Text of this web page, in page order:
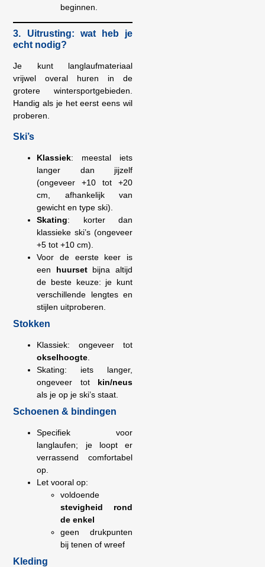
beginnen.
3. Uitrusting: wat heb je
echt nodig?
Je kunt langlaufmateriaal
vrijwel overal huren in de
grotere wintersportgebieden.
Handig als je het eerst eens wil
proberen.
Ski’s
Klassiek: meestal iets
langer dan jijzelf
(ongeveer +10 tot +20
cm, afhankelijk van
gewicht en type ski).
Skating: korter dan
klassieke ski’s (ongeveer
+5 tot +10 cm).
Voor de eerste keer is
een huursetbijna altijd
de beste keuze: je kunt
verschillende lengtes en
stijlen uitproberen.
Stokken
Klassiek: ongeveer tot
okselhoogte
Skating: iets langer,
ongeveer tot kin/neus
als je op je ski’s staat.
Schoenen & bindingen
Specifiek voor
langlaufen; je loopt er
verrassend comfortabel
op.
Let vooral op:
voldoende
stevigheid rond
de enkel
geen drukpunten
bij tenen of wreef
Kleding